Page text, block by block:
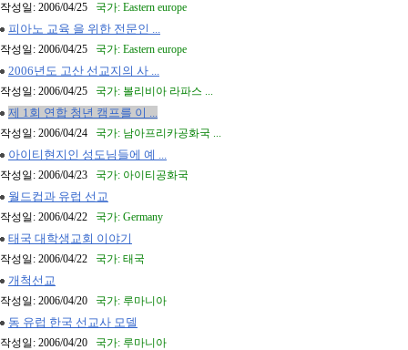
작성일: 2006/04/25 국가: Eastern europe
피아노 교육 을 위한 전문인 ...
작성일: 2006/04/25 국가: Eastern europe
2006년도 고산 선교지의 사 ...
작성일: 2006/04/25 국가: 볼리비아 라파스 ...
제 1회 연합 청년 캠프를 이 ...
작성일: 2006/04/24 국가: 남아프리카공화국 ...
아이티현지인 성도님들에 예 ...
작성일: 2006/04/23 국가: 아이티공화국
월드컵과 유럽 선교
작성일: 2006/04/22 국가: Germany
태국 대학생교회 이야기
작성일: 2006/04/22 국가: 태국
개척선교
작성일: 2006/04/20 국가: 루마니아
동 유럽 한국 선교사 모델
작성일: 2006/04/20 국가: 루마니아